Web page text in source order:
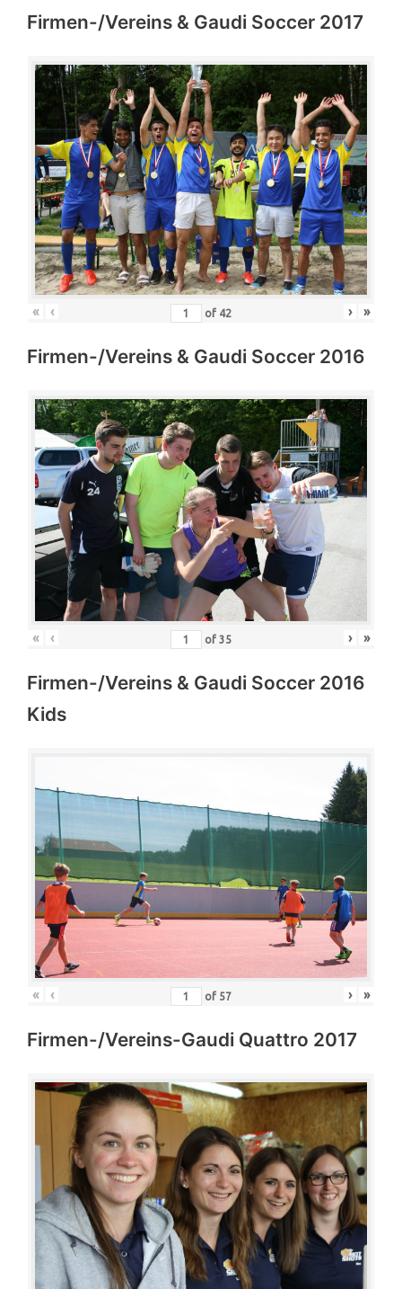
Firmen-/Vereins & Gaudi Soccer 2017
« ‹ of 42 › »
Firmen-/Vereins & Gaudi Soccer 2016
« ‹ of 35 › »
Firmen-/Vereins & Gaudi Soccer 2016
Kids
« ‹ of 57 › »
Firmen-/Vereins-Gaudi Quattro 2017